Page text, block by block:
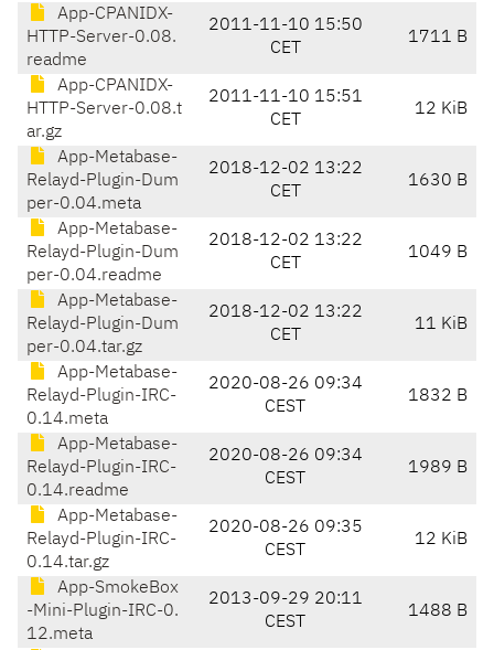
App-CPANIDX-
HTTP-Server-0.08.
readme
2011-11-10 15:50
CET
1711 B
App-CPANIDX-
HTTP-Server-0.08.t
ar.gz
2011-11-10 15:51
CET
12 KiB
App-Metabase-
Relayd-Plugin-Dum
per-0.04.meta
2018-12-02 13:22
CET
1630 B
App-Metabase-
Relayd-Plugin-Dum
per-0.04.readme
2018-12-02 13:22
CET
1049 B
App-Metabase-
Relayd-Plugin-Dum
per-0.04.tar.gz
2018-12-02 13:22
CET
11 KiB
App-Metabase-
Relayd-Plugin-IRC-
0.14.meta
2020-08-26 09:34
CEST
1832 B
App-Metabase-
Relayd-Plugin-IRC-
0.14.readme
2020-08-26 09:34
CEST
1989 B
App-Metabase-
Relayd-Plugin-IRC-
0.14.tar.gz
2020-08-26 09:35
CEST
12 KiB
App-SmokeBox
-Mini-Plugin-IRC-0.
12.meta
2013-09-29 20:11
CEST
1488 B